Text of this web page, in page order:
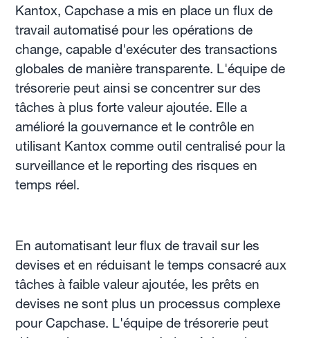
Kantox, Capchase a mis en place un flux de
travail automatisé pour les opérations de
change, capable d'exécuter des transactions
globales de manière transparente. L'équipe de
trésorerie peut ainsi se concentrer sur des
tâches à plus forte valeur ajoutée. Elle a
amélioré la gouvernance et le contrôle en
utilisant Kantox comme outil centralisé pour la
surveillance et le reporting des risques en
temps réel.
En automatisant leur flux de travail sur les
devises et en réduisant le temps consacré aux
tâches à faible valeur ajoutée, les prêts en
devises ne sont plus un processus complexe
pour Capchase. L'équipe de trésorerie peut